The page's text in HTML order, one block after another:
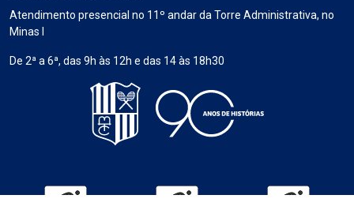
Atendimento presencial no 11º andar da Torre Administrativa, no
Minas I
De 2ª a 6ª, das 9h às 12h e das 14 às 18h30